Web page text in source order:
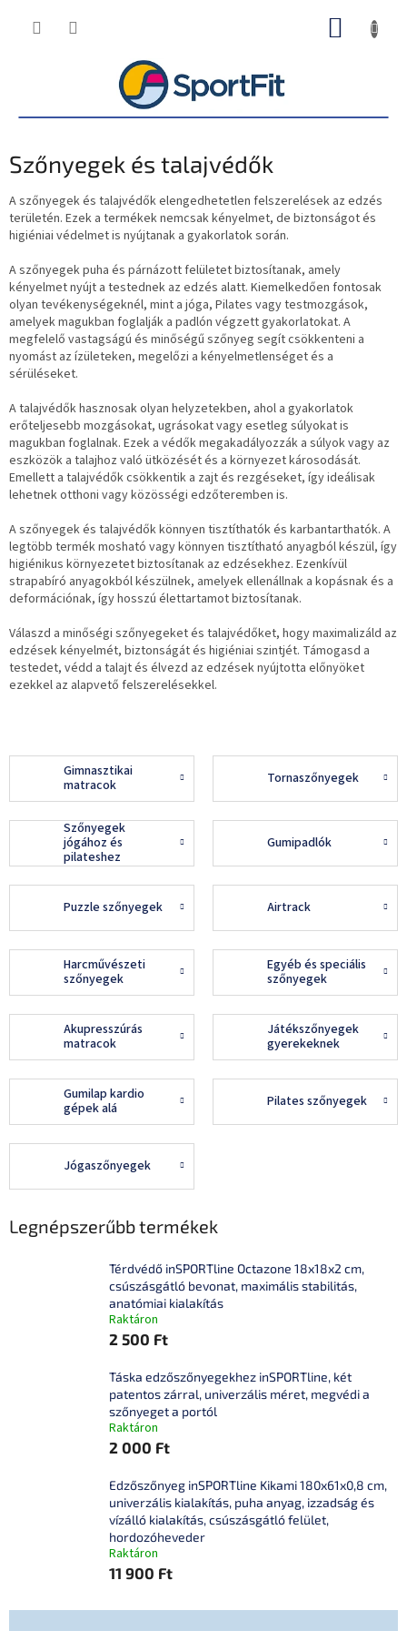
KOSÁR
Szőnyegek és talajvédők
A szőnyegek és talajvédők elengedhetetlen felszerelések az edzés
területén. Ezek a termékek nemcsak kényelmet, de biztonságot és
higiéniai védelmet is nyújtanak a gyakorlatok során.
A szőnyegek puha és párnázott felületet biztosítanak, amely
kényelmet nyújt a testednek az edzés alatt. Kiemelkedően fontosak
olyan tevékenységeknél, mint a jóga, Pilates vagy testmozgások,
amelyek magukban foglalják a padlón végzett gyakorlatokat. A
megfelelő vastagságú és minőségű szőnyeg segít csökkenteni a
nyomást az ízületeken, megelőzi a kényelmetlenséget és a
sérüléseket.
A talajvédők hasznosak olyan helyzetekben, ahol a gyakorlatok
erőteljesebb mozgásokat, ugrásokat vagy esetleg súlyokat is
magukban foglalnak. Ezek a védők megakadályozzák a súlyok vagy az
eszközök a talajhoz való ütközését és a környezet károsodását.
Emellett a talajvédők csökkentik a zajt és rezgéseket, így ideálisak
lehetnek otthoni vagy közösségi edzőteremben is.
A szőnyegek és talajvédők könnyen tisztíthatók és karbantarthatók. A
legtöbb termék mosható vagy könnyen tisztítható anyagból készül, így
higiénikus környezetet biztosítanak az edzésekhez. Ezenkívül
strapabíró anyagokból készülnek, amelyek ellenállnak a kopásnak és a
deformációnak, így hosszú élettartamot biztosítanak.
Válaszd a minőségi szőnyegeket és talajvédőket, hogy maximalizáld az
edzések kényelmét, biztonságát és higiéniai szintjét. Támogasd a
testedet, védd a talajt és élvezd az edzések nyújtotta előnyöket
ezekkel az alapvető felszerelésekkel.
Gimnasztikai
matracok
Tornaszőnyegek
Szőnyegek
jógához és
pilateshez
Gumipadlók
Puzzle szőnyegek Airtrack
Harcművészeti
szőnyegek
Egyéb és speciális
szőnyegek
Akupresszúrás
matracok
Játékszőnyegek
gyerekeknek
Gumilap kardio
gépek alá
Pilates szőnyegek
Jógaszőnyegek
Legnépszerűbb termékek
Térdvédő inSPORTline Octazone 18x18x2 cm,
csúszásgátló bevonat, maximális stabilitás,
anatómiai kialakítás
Raktáron
2 500 Ft
Táska edzőszőnyegekhez inSPORTline, két
patentos zárral, univerzális méret, megvédi a
szőnyeget a portól
Raktáron
2 000 Ft
Edzőszőnyeg inSPORTline Kikami 180x61x0,8 cm,
univerzális kialakítás, puha anyag, izzadság és
vízálló kialakítás, csúszásgátló felület,
hordozóheveder
Raktáron
11 900 Ft